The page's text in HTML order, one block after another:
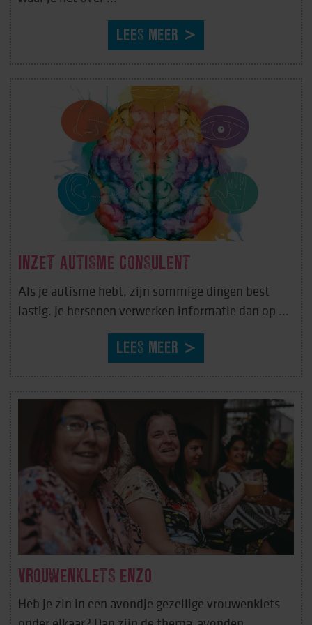
LEES MEER
INZET AUTISME CONSULENT
Als je autisme hebt, zijn sommige dingen best
lastig. Je hersenen verwerken informatie dan op ...
LEES MEER
VROUWENKLETS ENZO
Heb je zin in een avondje gezellige vrouwenklets